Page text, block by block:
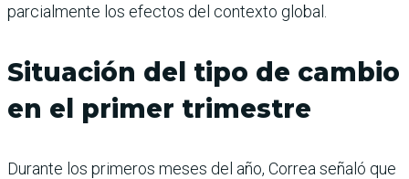
parcialmente los efectos del contexto global.
Situación del tipo de cambio
en el primer trimestre
Durante los primeros meses del año, Correa señaló que